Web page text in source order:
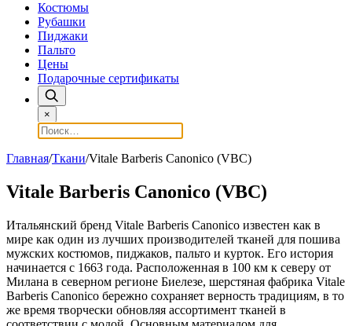
Костюмы
Рубашки
Пиджаки
Пальто
Цены
Подарочные сертификаты
×
Главная/Ткани/Vitale Barberis Canonico (VBC)
Vitale Barberis Canonico (VBC)
Итальянский бренд Vitale Barberis Canonico известен как в
мире как один из лучших производителей тканей для пошива
мужских костюмов, пиджаков, пальто и курток. Его история
начинается с 1663 года. Расположенная в 100 км к северу от
Милана в северном регионе Биелезе, шерстяная фабрика Vitale
Barberis Canonico бережно сохраняет верность традициям, в то
же время творчески обновляя ассортимент тканей в